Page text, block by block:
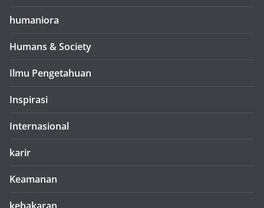
humaniora
Humans & Society
Ilmu Pengetahuan
Inspirasi
Internasional
karir
Keamanan